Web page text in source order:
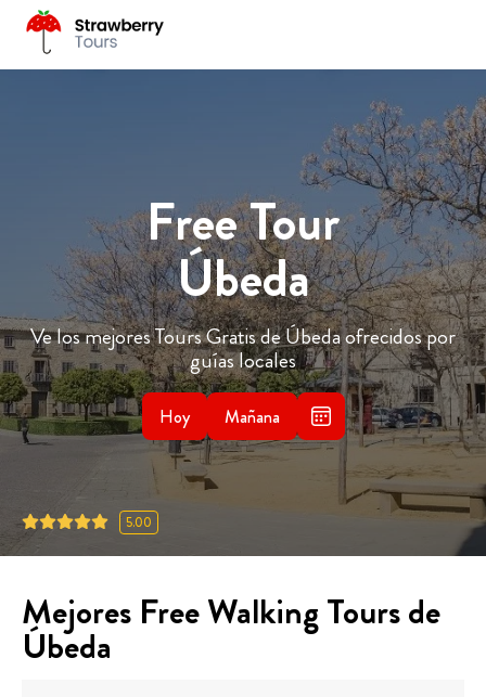
Free Tour
Úbeda
Ve los mejores Tours Gratis de Úbeda ofrecidos por
guías locales
Hoy Mañana
5.00
Mejores Free Walking Tours de
Úbeda